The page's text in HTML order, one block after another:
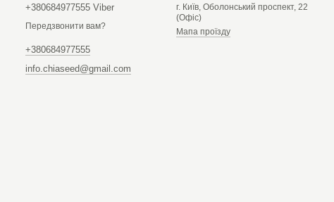
+380684977555 Viber
Передзвонити вам?
+380684977555
info.chiaseed@gmail.com
г. Київ, Оболонський проспект, 22
(Офіс)
Мапа проїзду